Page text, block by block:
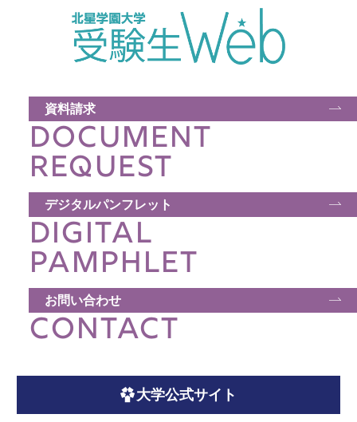
資料請求
DOCUMENT
REQUEST
デジタルパンフレット
DIGITAL
PAMPHLET
お問い合わせ
CONTACT
大学公式サイト